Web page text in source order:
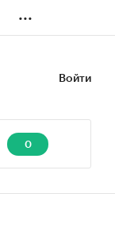
...
Войти
0